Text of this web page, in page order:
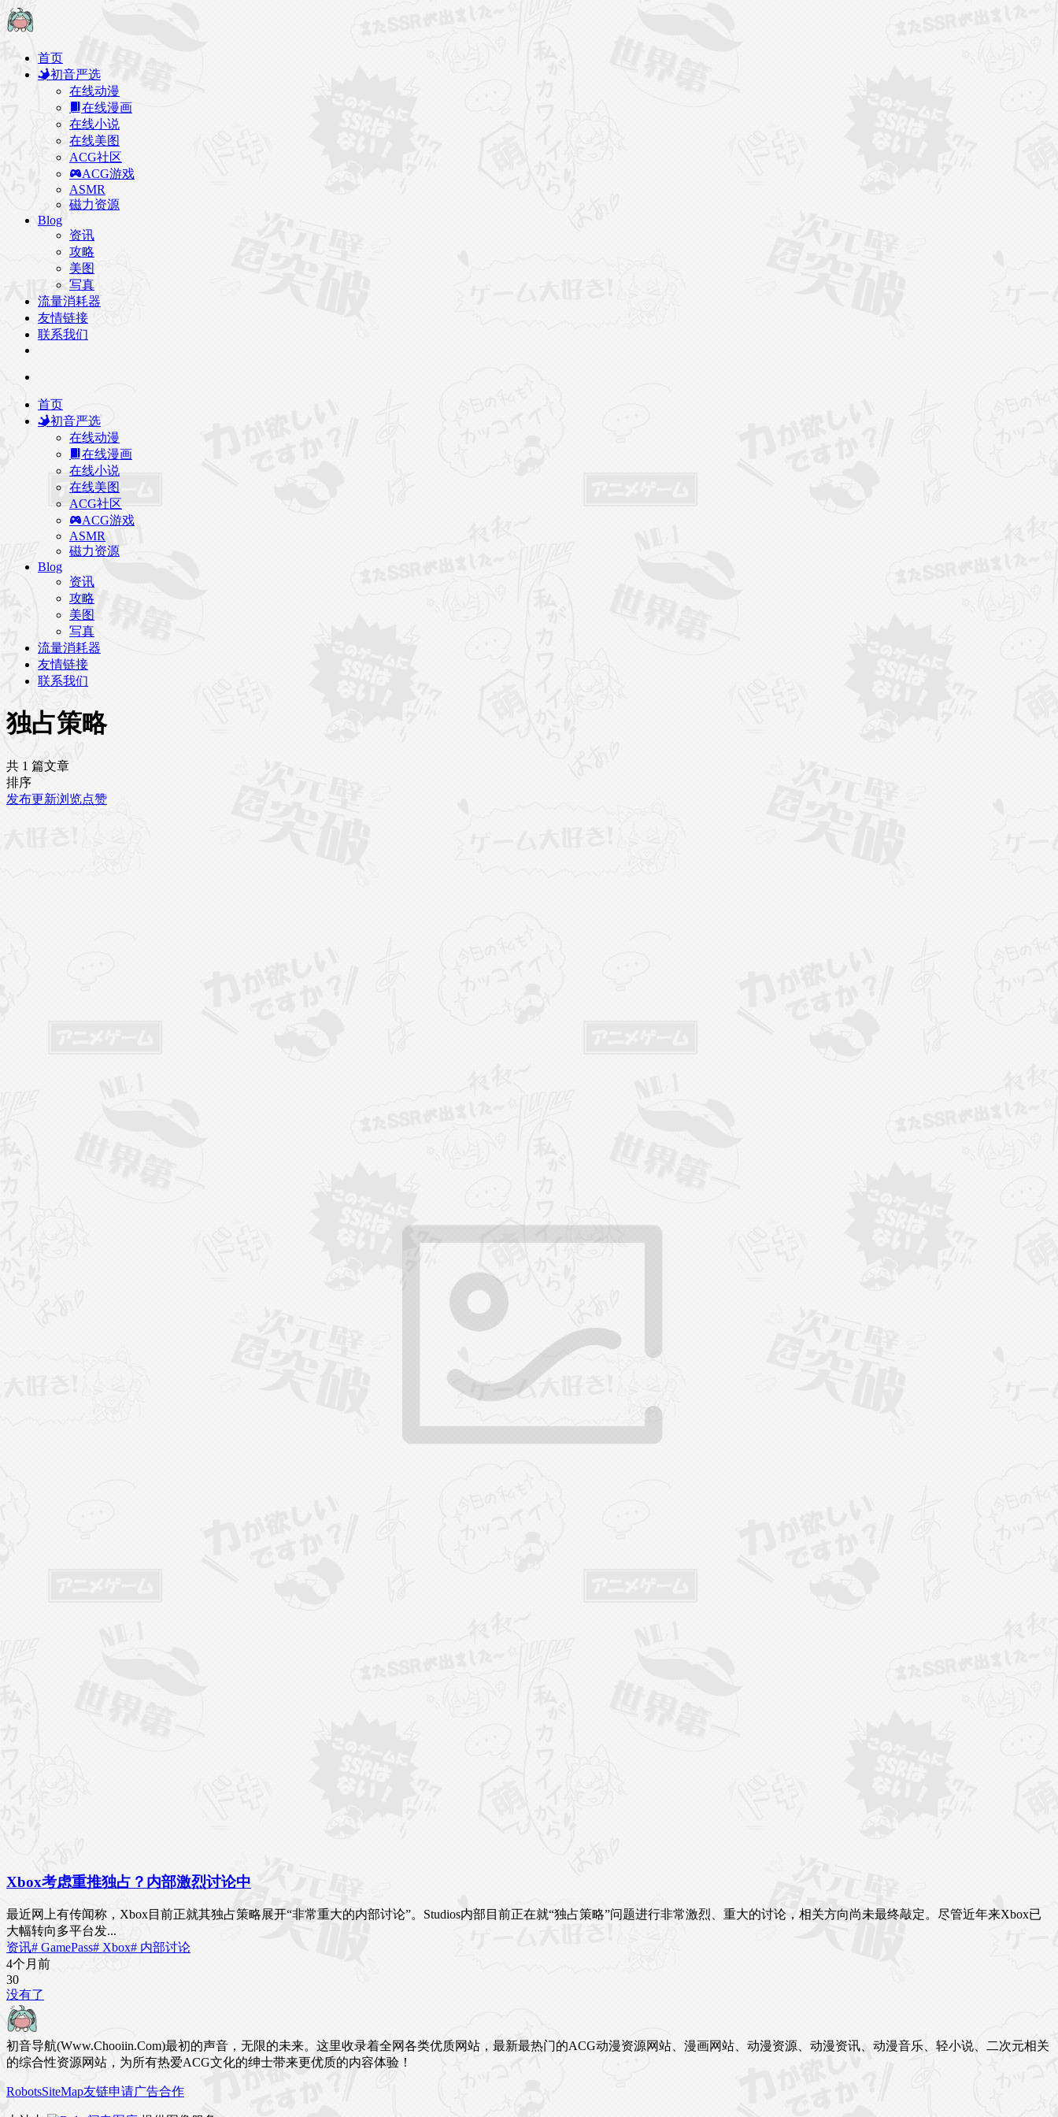
首页
初音严选
在线动漫
在线漫画
在线小说
在线美图
ACG社区
ACG游戏
ASMR
磁力资源
Blog
资讯
攻略
美图
写真
流量消耗器
友情链接
联系我们
首页
初音严选
在线动漫
在线漫画
在线小说
在线美图
ACG社区
ACG游戏
ASMR
磁力资源
Blog
资讯
攻略
美图
写真
流量消耗器
友情链接
联系我们
独占策略
共 1 篇文章
排序
发布更新浏览点赞
Xbox考虑重推独占？内部激烈讨论中
最近网上有传闻称，Xbox目前正就其独占策略展开“非常重大的内部讨论”。Studios内部目前正在就“独占策略”问题进行非常激烈、重大的讨论，相关方向尚未最终敲定。尽管近年来Xbox已
大幅转向多平台发...
资讯# GamePass# Xbox# 内部讨论
4个月前
30
没有了
初音导航(Www.Chooiin.Com)最初的声音，无限的未来。这里收录着全网各类优质网站，最新最热门的ACG动漫资源网站、漫画网站、动漫资源、动漫资讯、动漫音乐、轻小说、二次元相关
的综合性资源网站，为所有热爱ACG文化的绅士带来更优质的内容体验！
RobotsSiteMap友链申请广告合作